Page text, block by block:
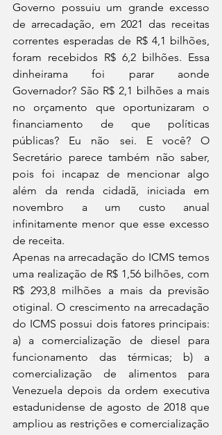
Governo possuiu um grande excesso
de arrecadação, em 2021 das receitas
correntes esperadas de R$ 4,1 bilhões,
foram recebidos R$ 6,2 bilhões. Essa
dinheirama foi parar aonde
Governador? São R$ 2,1 bilhões a mais
no orçamento que oportunizaram o
financiamento de que políticas
públicas? Eu não sei. E você? O
Secretário parece também não saber,
pois foi incapaz de mencionar algo
além da renda cidadã, iniciada em
novembro a um custo anual
infinitamente menor que esse excesso
de receita.
Apenas na arrecadação do ICMS temos
uma realização de R$ 1,56 bilhões, com
R$ 293,8 milhões a mais da previsão
otiginal. O crescimento na arrecadação
do ICMS possui dois fatores principais:
a) a comercialização de diesel para
funcionamento das térmicas; b) a
comercialização de alimentos para
Venezuela depois da ordem executiva
estadunidense de agosto de 2018 que
ampliou as restrições e comercialização